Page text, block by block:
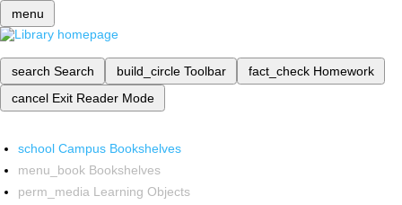
menu
search Search build_circle Toolbar fact_check Homework
cancel Exit Reader Mode
school Campus Bookshelves
menu_book Bookshelves
perm_media Learning Objects